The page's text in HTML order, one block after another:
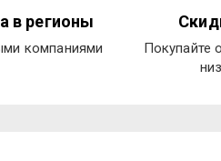
в регионы
компаниями
Покупайте